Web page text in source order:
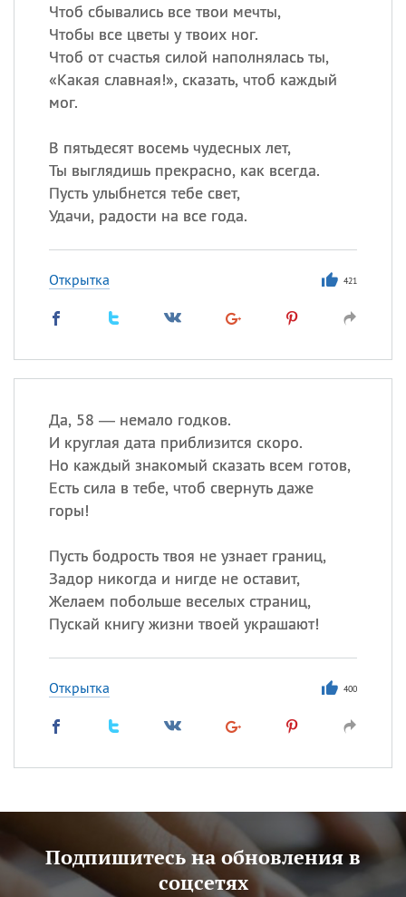
Чтоб сбывались все твои мечты,
Чтобы все цветы у твоих ног.
Чтоб от счастья силой наполнялась ты,
«Какая славная!», сказать, чтоб каждый
мог.
В пятьдесят восемь чудесных лет,
Ты выглядишь прекрасно, как всегда.
Пусть улыбнется тебе свет,
Удачи, радости на все года.
Открытка 421
Да, 58 — немало годков.
И круглая дата приблизится скоро.
Но каждый знакомый сказать всем готов,
Есть сила в тебе, чтоб свернуть даже
горы!
Пусть бодрость твоя не узнает границ,
Задор никогда и нигде не оставит,
Желаем побольше веселых страниц,
Пускай книгу жизни твоей украшают!
Открытка 400
Подпишитесь на обновления в
соцсетях